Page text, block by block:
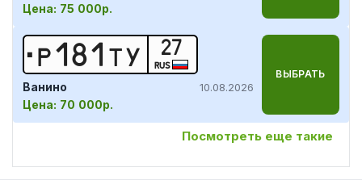
Цена: 75 000р.
Р1 81 ТУ 27
RUS
Ванино 10.08.2026
Цена: 70 000р.
ВЫБРАТЬ
Посмотреть еще такие